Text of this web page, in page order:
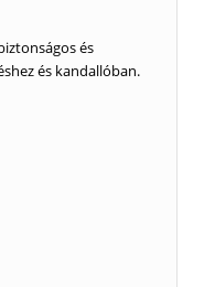
és
és kandallóban.